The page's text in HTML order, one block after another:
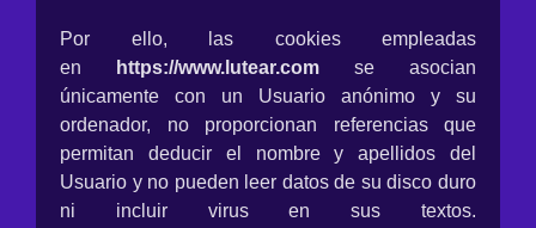
Por ello, las cookies empleadas
en
https://www.lutear.com se asocian
únicamente con un Usuario anónimo y su
ordenador, no proporcionan referencias que
permitan deducir el nombre y apellidos del
Usuario y no pueden leer datos de su disco duro
ni incluir virus en sus textos.